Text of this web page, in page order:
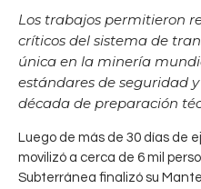
Los trabajos permitieron
críticos del sistema de
única en la minería
estándares de seguridad
década de preparación
Luego de más de 30 días de
movilizó a cerca de 6 mil
Subterránea finalizó su